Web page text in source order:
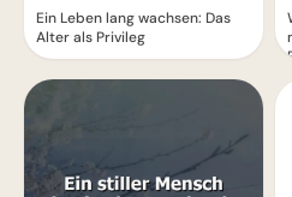
Ein Leben lang wachsen: Das
Alter als Privileg